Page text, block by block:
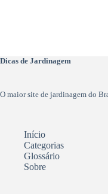
Dicas de Jardinagem
O maior site de jardinagem do
Início
Categorias
Glossário
Sobre